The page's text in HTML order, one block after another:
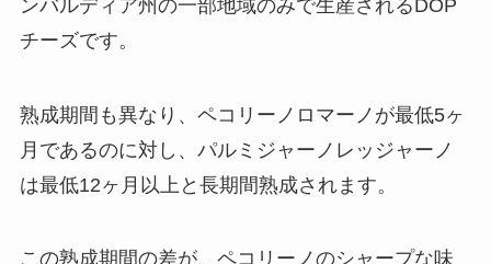
ンバルディア州の一部地域のみで生産されるDOP
チーズです。
熟成期間も異なり、ペコリーノロマーノが最低5ヶ
月であるのに対し、パルミジャーノレッジャーノ
は最低12ヶ月以上と長期間熟成されます。
この熟成期間の差が、ペコリーノのシャープな味